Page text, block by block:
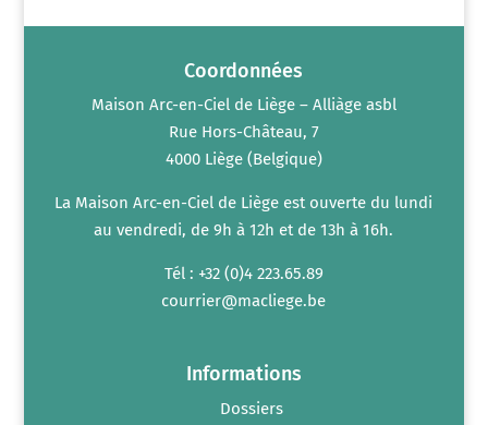
Coordonnées
Maison Arc-en-Ciel de Liège – Alliàge asbl
Rue Hors-Château, 7
4000 Liège (Belgique)
La Maison Arc-en-Ciel de Liège est ouverte du lundi
au vendredi, de 9h à 12h et de 13h à 16h.
Tél : +32 (0)4 223.65.89
courrier@macliege.be
Informations
Dossiers